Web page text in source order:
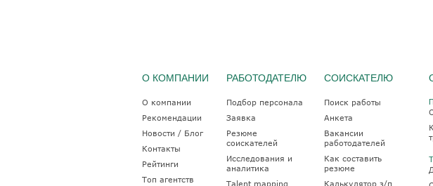
О КОМПАНИИ
О компании
Рекомендации
Новости / Блог
Контакты
Рейтинги
Топ агентств
РАБОТОДАТЕЛЮ
Подбор персонала
Заявка
Резюме
соискателей
Исследования и
аналитика
Talent mapping
СОИСКАТЕЛЮ
Поиск работы
Анкета
Вакансии
работодателей
Как составить
резюме
Калькулятор з/п